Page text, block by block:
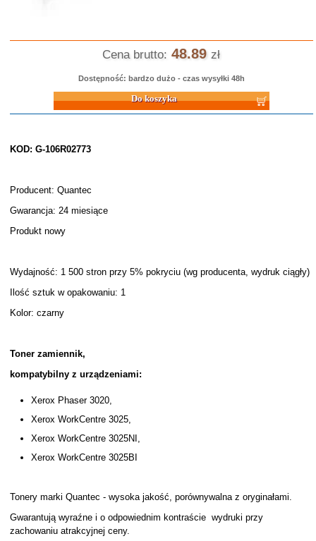
Cena brutto: 48.89 zł
Dostępność: bardzo dużo - czas wysyłki 48h
Do koszyka
KOD: G-106R02773
Producent: Quantec
Gwarancja: 24 miesiące
Produkt nowy
Wydajność: 1 500 stron przy 5% pokryciu (wg producenta, wydruk ciągły)
Ilość sztuk w opakowaniu: 1
Kolor: czarny
Toner zamiennik,
kompatybilny z urządzeniami:
Xerox Phaser 3020,
Xerox WorkCentre 3025,
Xerox WorkCentre 3025NI,
Xerox WorkCentre 3025BI
Tonery marki Quantec - wysoka jakość, porównywalna z oryginałami.
Gwarantują wyraźne i o odpowiednim kontraście wydruki przy
zachowaniu atrakcyjnej ceny.